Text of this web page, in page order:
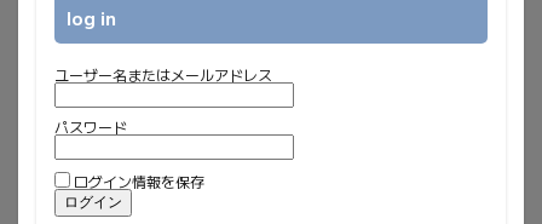
log in
ユーザー名またはメールアドレス
パスワード
ログイン情報を保存